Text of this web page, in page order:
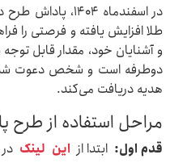
طلا افزایش یافته و فرصتی را
و آشنایان خود، مقدار قابل
دوطرفه است و شخص دعوت
هدیه دریافت می‌کند.
مراحل استفاده از طرح
قدم اول: ابتدا از این لینک